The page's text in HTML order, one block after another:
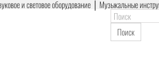
и световое оборудование │ Музыкальные
Поиск